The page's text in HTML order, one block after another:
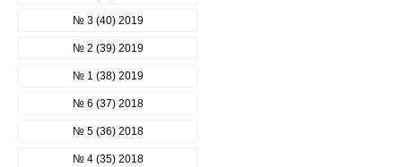
№ 3 (40) 2019
№ 2 (39) 2019
№ 1 (38) 2019
№ 6 (37) 2018
№ 5 (36) 2018
№ 4 (35) 2018